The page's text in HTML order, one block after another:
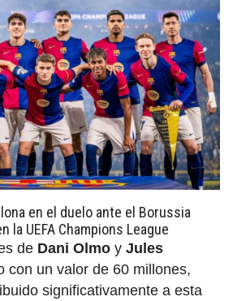
en el duelo ante el Borussia
la UEFA Champions League
de Dani Olmo y Jules
con un valor de 60 millones,
significativamente a esta